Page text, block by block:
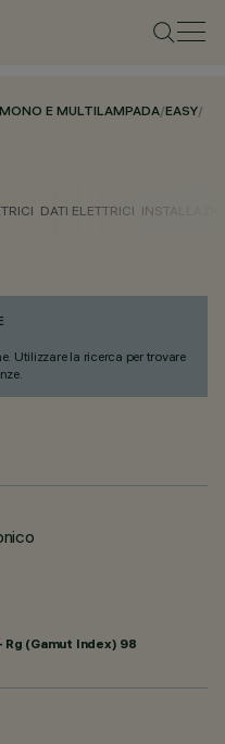
E MULTILAMPADA/EASY/
DATI ELETTRICI
Utilizzare la ricerca per trovare
(Gamut Index) 98